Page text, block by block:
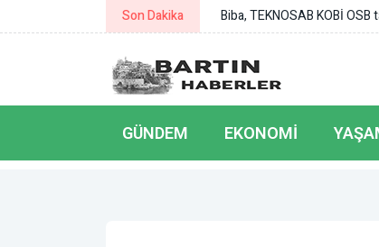
Son Dakika ORC araştırmasında Tokat
GÜNDEM EKONOMI